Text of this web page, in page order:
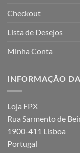
Checkout
Lista de Desejos
Minha Conta
INFORMAÇÃO
Loja FPX
Rua Sarmento de
1900-411 Lisboa
Portugal